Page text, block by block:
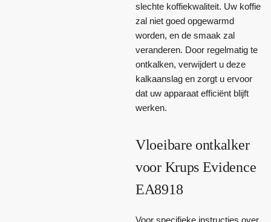
slechte koffiekwaliteit. Uw koffie
zal niet goed opgewarmd
worden, en de smaak zal
veranderen. Door regelmatig te
ontkalken, verwijdert u deze
kalkaanslag en zorgt u ervoor
dat uw apparaat efficiënt blijft
werken.
Vloeibare ontkalker
voor Krups Evidence
EA8918
Voor specifieke instructies over